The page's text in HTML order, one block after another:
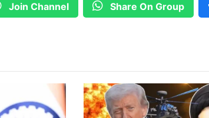
Join Channel Share On Group